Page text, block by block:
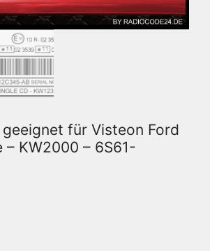
geeignet für Visteon Ford
– KW2000 – 6S61-